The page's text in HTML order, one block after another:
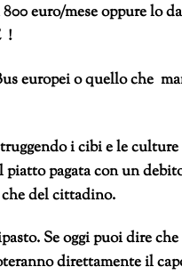
euro/mese oppure lo
!
europei o quello che
icibi e le culture
pagata con un
del cittadino.
Se oggi puoi dire
direttamente il